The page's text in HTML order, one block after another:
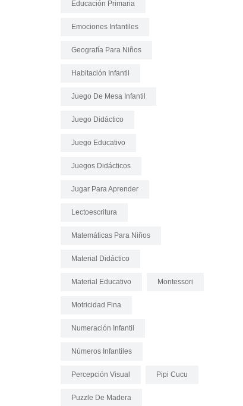
Educación Primaria
Emociones Infantiles
Geografía Para Niños
Habitación Infantil
Juego De Mesa Infantil
Juego Didáctico
Juego Educativo
Juegos Didácticos
Jugar Para Aprender
Lectoescritura
Matemáticas Para Niños
Material Didáctico
Material Educativo Montessori
Motricidad Fina
Numeración Infantil
Números Infantiles
Percepción Visual Pipi Cucu
Puzzle De Madera